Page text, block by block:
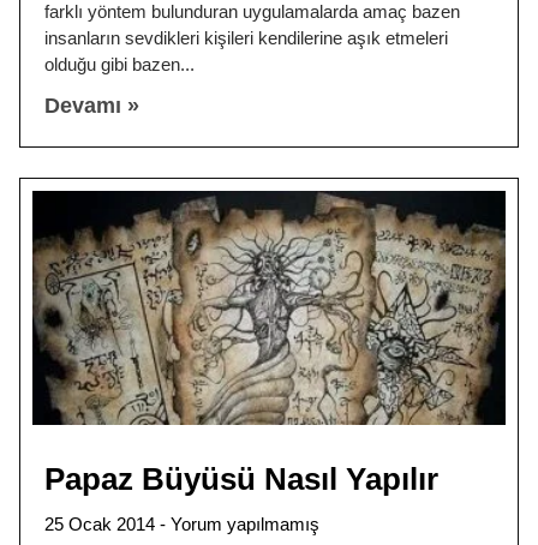
farklı yöntem bulunduran uygulamalarda amaç bazen
insanların sevdikleri kişileri kendilerine aşık etmeleri
olduğu gibi bazen
Devamı »
Papaz Büyüsü Nasıl Yapılır
25 Ocak 2014
Yorum yapılmamış